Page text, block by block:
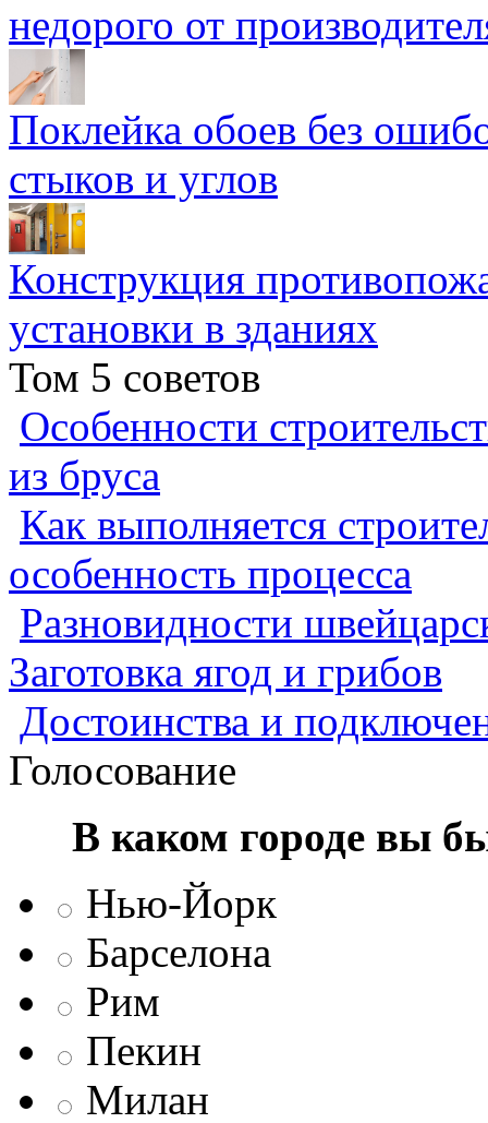
недорого от
Поклейка обоев без
стыков и углов
Конструкция
установки в зданиях
Том 5 советов
Особенности
из бруса
Как выполняется
особенность процесса
Разновидности
Заготовка ягод и грибов
Достоинства и
Голосование
В каком городе вы
Нью-Йорк
Барселона
Рим
Пекин
Милан